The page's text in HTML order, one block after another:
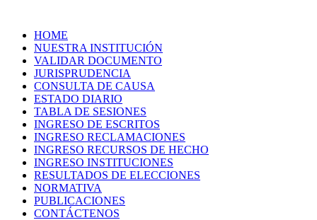
HOME
NUESTRA INSTITUCIÓN
VALIDAR DOCUMENTO
JURISPRUDENCIA
CONSULTA DE CAUSA
ESTADO DIARIO
TABLA DE SESIONES
INGRESO DE ESCRITOS
INGRESO RECLAMACIONES
INGRESO RECURSOS DE HECHO
INGRESO INSTITUCIONES
RESULTADOS DE ELECCIONES
NORMATIVA
PUBLICACIONES
CONTÁCTENOS